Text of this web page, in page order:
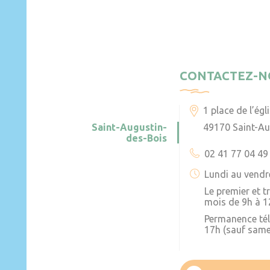
CONTACTEZ-
Saint-Augustin-
des-Bois
1 place de
49170 Saint-
02 41 77 04 49
Lundi au
Le premier et
mois de 9h à
Permanence
17h (sauf